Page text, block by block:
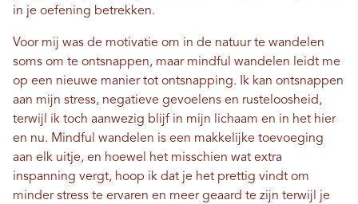
in je oefening betrekken.
Voor mij was de motivatie om in de natuur te wandelen
soms om te ontsnappen, maar mindful wandelen leidt me
op een nieuwe manier tot ontsnapping. Ik kan ontsnappen
aan mijn stress, negatieve gevoelens en rusteloosheid,
terwijl ik toch aanwezig blijf in mijn lichaam en in het hier
en nu. Mindful wandelen is een makkelijke toevoeging
aan elk uitje, en hoewel het misschien wat extra
inspanning vergt, hoop ik dat je het prettig vindt om
minder stress te ervaren en meer geaard te zijn terwijl je